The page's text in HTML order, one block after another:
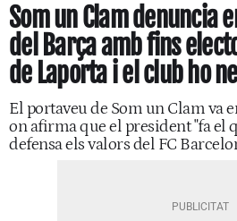
Som un Clam denuncia
del Barça amb fins
de Laporta i el club ho
El portaveu de Som un Clam va
on afirma que el president "fa el
defensa els valors del FC